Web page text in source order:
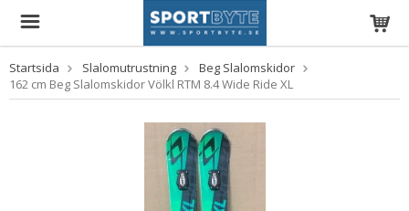
Startsida Slalomutrustning
Beg Slalomskidor
162 cm Beg Slalomskidor Völkl RTM 8.4 Wide Ride XL